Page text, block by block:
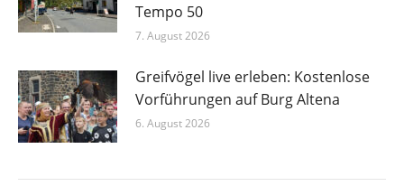
Tempo 50
7. August 2026
Greifvögel live erleben: Kostenlose
Vorführungen auf Burg Altena
6. August 2026